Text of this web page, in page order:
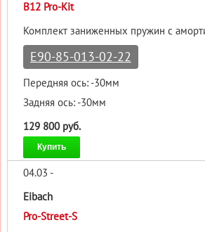
B12 Pro-Kit
Комплект заниженных пружин с
E90-85-013-02-22
Передняя ось: -30мм
Задняя ось: -30мм
129 800 руб.
Купить
04.03 -
Eibach
Pro-Street-S